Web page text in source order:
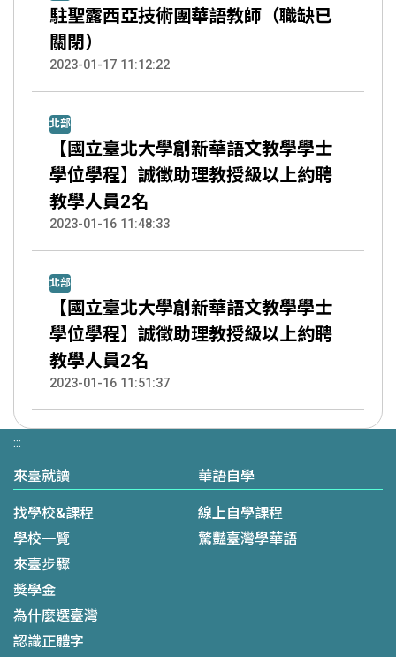
駐聖露西亞技術團華語教師（職缺已
關閉）
2023-01-17 11:12:22
北部
【國立臺北大學創新華語文教學學士
學位學程】誠徵助理教授級以上約聘
教學人員2名
2023-01-16 11:48:33
北部
【國立臺北大學創新華語文教學學士
學位學程】誠徵助理教授級以上約聘
教學人員2名
2023-01-16 11:51:37
:::
來臺就讀
找學校&課程
學校一覽
來臺步驟
獎學金
為什麼選臺灣
認識正體字
華語自學
線上自學課程
驚豔臺灣學華語